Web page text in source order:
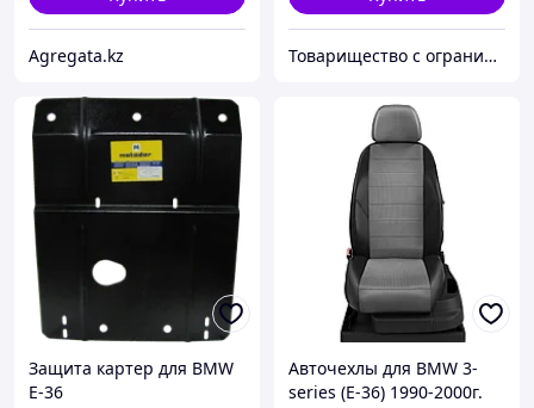
Agregata.kz Товарищество с ограниченной ответственностью "RepairKit (РепайрКит)"
Защита картер для BMW
E-36
Авточехлы для BMW 3-
series (E-36) 1990-2000г.